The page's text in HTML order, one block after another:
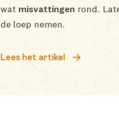
wat misvattingen rond.
de loep nemen.
Lees het artikel